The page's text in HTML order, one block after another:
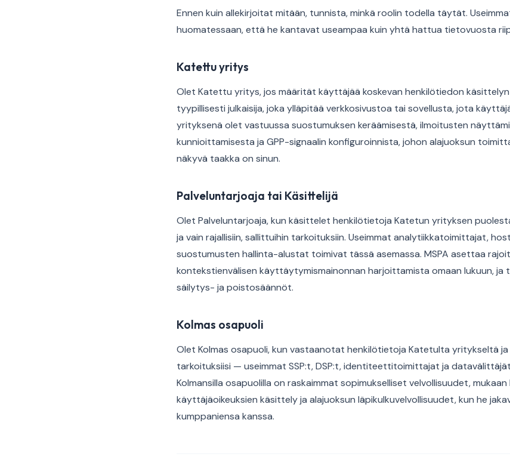
Ennen kuin allekirjoitat mitään, tunnista, minkä roolin todella täytät.
huomatessaan, että he kantavat useampaa kuin yhtä hattua tietovuosta
Katettu yritys
Olet Katettu yritys, jos määrität käyttäjää koskevan henkilötiedon
tyypillisesti julkaisija, joka ylläpitää verkkosivustoa tai sovellusta, jota
yrityksenä olet vastuussa suostumuksen keräämisestä, ilmoitusten
kunnioittamisesta ja GPP-signaalin konfiguroinnista, johon alajuoksun
näkyvä taakka on sinun.
Palveluntarjoaja tai Käsittelijä
Olet Palveluntarjoaja, kun käsittelet henkilötietoja Katetun yrityksen
ja vain rajallisiin, sallittuihin tarkoituksiin. Useimmat analytiikkatoimittajat,
suostumusten hallinta-alustat toimivat tässä asemassa. MSPA asettaa
kontekstienvälisen käyttäytymismainonnan harjoittamista omaan lukuun, ja
säilytys- ja poistosäännöt.
Kolmas osapuoli
Olet Kolmas osapuoli, kun vastaanotat henkilötietoja Katetulta yritykseltä
tarkoituksiisi — useimmat SSP:t, DSP:t, identiteettitoimittajat ja
Kolmansilla osapuolilla on raskaimmat sopimukselliset velvollisuudet, mukaan
käyttäjäoikeuksien käsittely ja alajuoksun läpikulkuvelvollisuudet, kun he
kumppaniensa kanssa.